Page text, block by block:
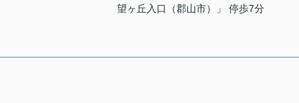
望ヶ丘入口（郡山市）」 停歩7分